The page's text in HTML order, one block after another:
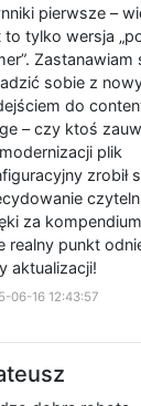
pierwsze –
to tylko wersja
Zastanawiam
sobie z
do
– czy ktoś
plik
zrobił
za
realny punkt
aktualizacji!
06-16 12:43:57